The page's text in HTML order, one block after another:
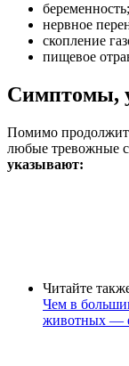
беременность;
нервное
скопление
пищевое
Симптомы,
Помимо
любые тревожные
указывают:
Читайте
Чем в
животных —